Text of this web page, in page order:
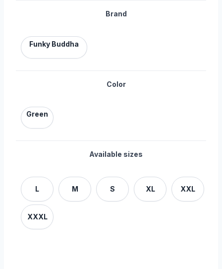
Brand
Funky Buddha
Color
Green
Available sizes
L M S XL XXL
XXXL